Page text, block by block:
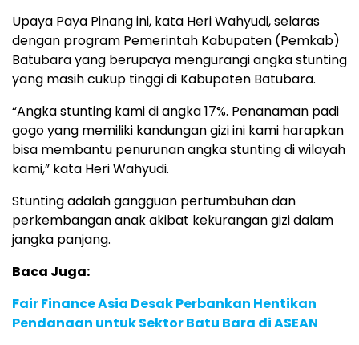
Upaya Paya Pinang ini, kata Heri Wahyudi, selaras
dengan program Pemerintah Kabupaten (Pemkab)
Batubara yang berupaya mengurangi angka stunting
yang masih cukup tinggi di Kabupaten Batubara.
“Angka stunting kami di angka 17%. Penanaman padi
gogo yang memiliki kandungan gizi ini kami harapkan
bisa membantu penurunan angka stunting di wilayah
kami,” kata Heri Wahyudi.
Stunting adalah gangguan pertumbuhan dan
perkembangan anak akibat kekurangan gizi dalam
jangka panjang.
Baca Juga:
Fair Finance Asia Desak Perbankan Hentikan
Pendanaan untuk Sektor Batu Bara di ASEAN